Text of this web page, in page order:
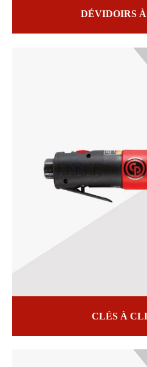
DÉVIDOIRS
CLÉS À